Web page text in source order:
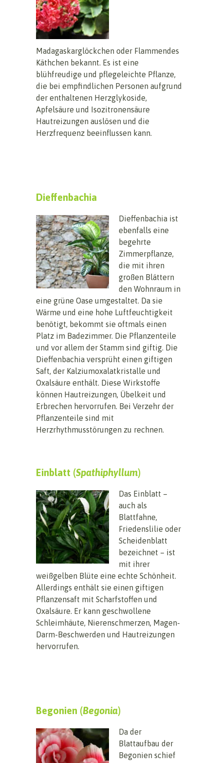
Madagaskarglöckchen oder Flammendes
Käthchen bekannt. Es ist eine
blühfreudige und pflegeleichte Pflanze,
die bei empfindlichen Personen aufgrund
der enthaltenen Herzglykoside,
Apfelsäure und Isozitronensäure
Hautreizungen auslösen und die
Herzfrequenz beeinflussen kann.
Dieffenbachia
Dieffenbachia ist
ebenfalls eine
begehrte
Zimmerpflanze,
die mit ihren
großen Blättern
den Wohnraum in
eine grüne Oase umgestaltet. Da sie
Wärme und eine hohe Luftfeuchtigkeit
benötigt, bekommt sie oftmals einen
Platz im Badezimmer. Die Pflanzenteile
und vor allem der Stamm sind giftig. Die
Dieffenbachia versprüht einen giftigen
Saft, der Kalziumoxalatkristalle und
Oxalsäure enthält. Diese Wirkstoffe
können Hautreizungen, Übelkeit und
Erbrechen hervorrufen. Bei Verzehr der
Pflanzenteile sind mit
Herzrhythmusstörungen zu rechnen.
Einblatt (Spathiphyllum)
Das Einblatt –
auch als
Blattfahne,
Friedenslilie oder
Scheidenblatt
bezeichnet – ist
mit ihrer
weißgelben Blüte eine echte Schönheit.
Allerdings enthält sie einen giftigen
Pflanzensaft mit Scharfstoffen und
Oxalsäure. Er kann geschwollene
Schleimhäute, Nierenschmerzen, Magen-
Darm-Beschwerden und Hautreizungen
hervorrufen.
Begonien (Begonia)
Da der
Blattaufbau der
Begonien schief